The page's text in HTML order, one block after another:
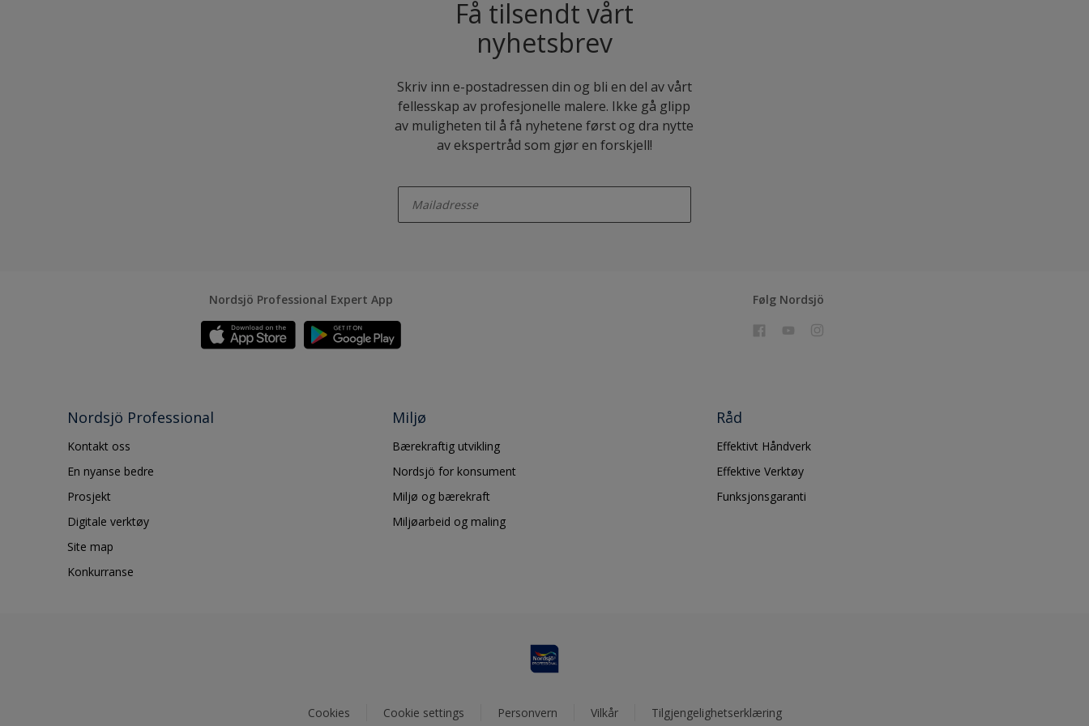
Få tilsendt vårt
nyhetsbrev
Skriv inn e-postadressen din og bli en del av vårt
fellesskap av profesjonelle malere. Ikke gå glipp
av muligheten til å få nyhetene først og dra nytte
av ekspertråd som gjør en forskjell!
Nordsjö Professional Expert App Følg Nordsjö
Nordsjö Professional
Kontakt oss
En nyanse bedre
Prosjekt
Digitale verktøy
Site map
Konkurranse
Miljø
Bærekraftig utvikling
Nordsjö for konsument
Miljø og bærekraft
Miljøarbeid og maling
Råd
Effektivt Håndverk
Effektive Verktøy
Funksjonsgaranti
Cookies Cookie settings Personvern Vilkår Tilgjengelighetserklæring